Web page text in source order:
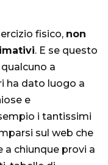
fisico, non
. E se questo
a
ha dato luogo a
e
i tantissimi
sul web che
chiunque provi a